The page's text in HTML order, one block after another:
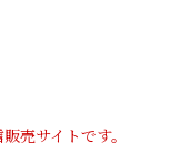
売サイトです。